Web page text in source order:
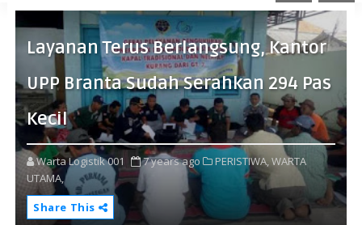
Layanan Terus Berlangsung, Kantor
UPP Branta Sudah Serahkan 294 Pas
Kecil
Warta Logistik 001 7 years ago PERISTIWA,WARTA
UTAMA,
Share This